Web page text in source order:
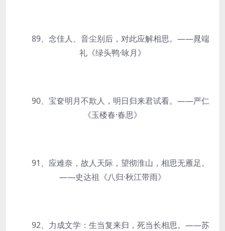
89、念佳人、音尘别后，对此应解相思。——晁端
礼《绿头鸭·咏月》
90、宝奁明月不欺人，明日归来君试看。——严仁
《玉楼春·春思》
91、应难奈，故人天际，望彻淮山，相思无雁足。
——史达祖《八归·秋江带雨》
92、力成文学：生当复来归，死当长相思。——苏